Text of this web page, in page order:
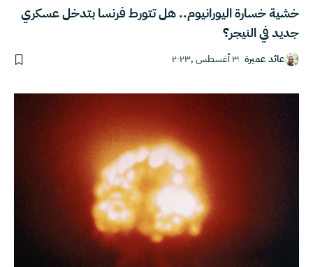
خشية خسارة اليورانيوم.. هل تتورط فرنسا بتدخل عسكري
جديد في النيجر؟
عائد عميرة ٣ أغسطس ,٢٠٢٣